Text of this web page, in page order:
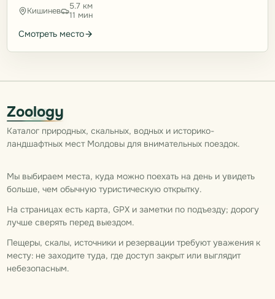
Кишинев
5.7 км
11 мин
Смотреть место
Zoology
Каталог природных, скальных, водных и историко-
ландшафтных мест Молдовы для внимательных поездок.
Мы выбираем места, куда можно поехать на день и увидеть
больше, чем обычную туристическую открытку.
На страницах есть карта, GPX и заметки по подъезду; дорогу
лучше сверять перед выездом.
Пещеры, скалы, источники и резервации требуют уважения к
месту: не заходите туда, где доступ закрыт или выглядит
небезопасным.